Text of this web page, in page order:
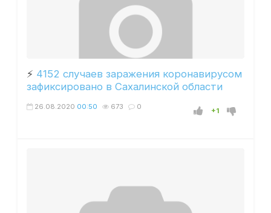
⚡️ 4152 случаев заражения коронавирусом
зафиксировано в Сахалинской области
+1
26.08.2020 00:50 673 0